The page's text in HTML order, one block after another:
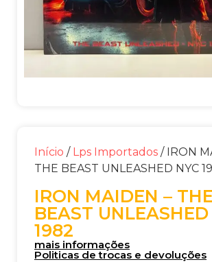
Início / Lps Importados / IRON
THE BEAST UNLEASHED NYC
IRON MAIDEN – THE
BEAST UNLEASHED
1982
mais informações
Politicas de trocas e devoluções